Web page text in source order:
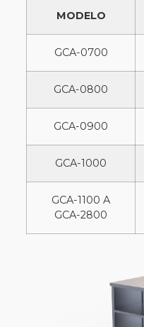
MODELO
GCA-0700
GCA-0800
GCA-0900
GCA-1000
GCA-1100 A
GCA-2800